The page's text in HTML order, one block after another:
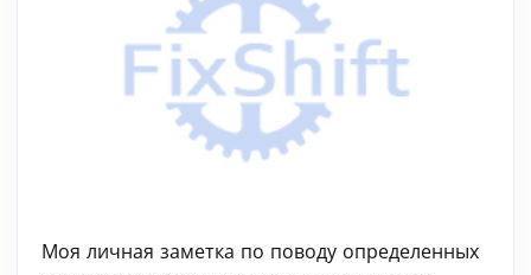
Моя личная заметка по поводу определенных